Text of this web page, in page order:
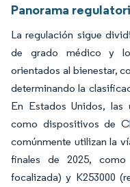
Panorama
La regulación sigue
de grado médico y
orientados al bienestar,
determinando la
En Estados Unidos, las
como dispositivos de
comúnmente utilizan la
finales de 2025, como
focalizada) y K253000